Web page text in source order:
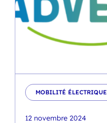
MOBILITÉ ÉLECTRIQUE
12 novembre 2024